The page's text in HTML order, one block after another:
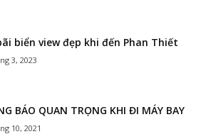
biển view đẹp khi đến Phan Thiết
3, 2023
BÁO QUAN TRỌNG KHI ĐI MÁY BAY
10, 2021